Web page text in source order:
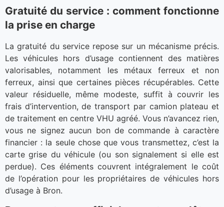
Gratuité du service : comment fonctionne
la prise en charge
La gratuité du service repose sur un mécanisme précis.
Les véhicules hors d’usage contiennent des matières
valorisables, notamment les métaux ferreux et non
ferreux, ainsi que certaines pièces récupérables. Cette
valeur résiduelle, même modeste, suffit à couvrir les
frais d’intervention, de transport par camion plateau et
de traitement en centre VHU agréé. Vous n’avancez rien,
vous ne signez aucun bon de commande à caractère
financier : la seule chose que vous transmettez, c’est la
carte grise du véhicule (ou son signalement si elle est
perdue). Ces éléments couvrent intégralement le coût
de l’opération pour les propriétaires de véhicules hors
d’usage à Bron.